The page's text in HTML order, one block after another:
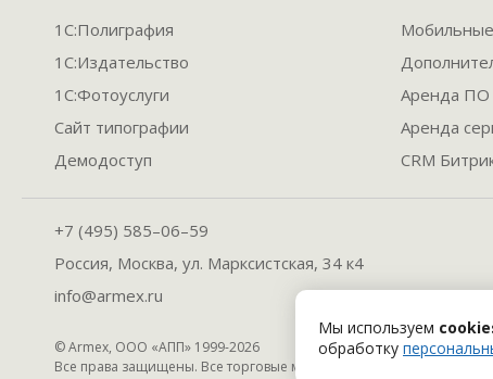
1С:Полиграфия
1С:Издательство
1С:Фотоуслуги
Сайт типографии
Демодоступ
Аренда ПО
Аренда
CRM
+7 (495) 585–06–59
Россия, Москва, ул. Марксистская, 34 к4
info@armex.ru
© Armex, ООО «АПП» 1999-2026
Все права защищены. Все торговые марки являются
Мы используем
обработку